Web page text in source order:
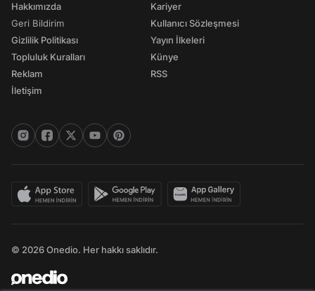
Hakkımızda
Geri Bildirim
Gizlilik Politikası
Topluluk Kuralları
Reklam
İletişim
Kariyer
Kullanıcı Sözleşmesi
Yayın İlkeleri
Künye
RSS
© 2026 Onedio. Her hakkı saklıdır.